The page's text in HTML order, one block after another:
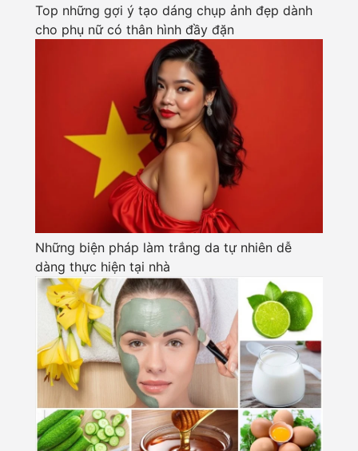
Top những gợi ý tạo dáng chụp ảnh đẹp dành
cho phụ nữ có thân hình đầy đặn
Những biện pháp làm trắng da tự nhiên dễ
dàng thực hiện tại nhà